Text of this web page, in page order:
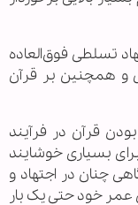
تسلطی فوق‌العاده
و همچنین بر قرآن
قرآن در فرآیند
بسیاری خوشایند
چنان در اجتهاد و
عمر خود حتی یک بار